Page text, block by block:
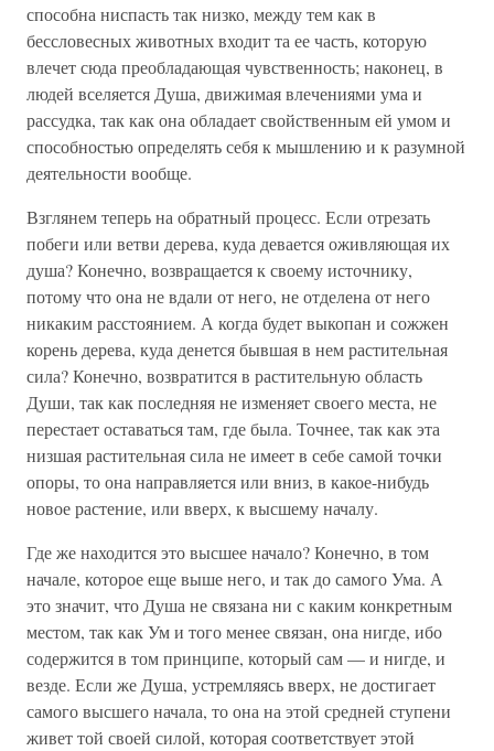
способна ниспасть так низко, между тем как в
бессловесных животных входит та ее часть, которую
влечет сюда преобладающая чувственность; наконец, в
людей вселяется Душа, движимая влечениями ума и
рассудка, так как она обладает свойственным ей умом и
способностью определять себя к мышлению и к разумной
деятельности вообще.
Взглянем теперь на обратный процесс. Если отрезать
побеги или ветви дерева, куда девается оживляющая их
душа? Конечно, возвращается к своему источнику,
потому что она не вдали от него, не отделена от него
никаким расстоянием. А когда будет выкопан и сожжен
корень дерева, куда денется бывшая в нем растительная
сила? Конечно, возвратится в растительную область
Души, так как последняя не изменяет своего места, не
перестает оставаться там, где была. Точнее, так как эта
низшая растительная сила не имеет в себе самой точки
опоры, то она направляется или вниз, в какое-нибудь
новое растение, или вверх, к высшему началу.
Где же находится это высшее начало? Конечно, в том
начале, которое еще выше него, и так до самого Ума. А
это значит, что Душа не связана ни с каким конкретным
местом, так как Ум и того менее связан, она нигде, ибо
содержится в том принципе, который сам — и нигде, и
везде. Если же Душа, устремляясь вверх, не достигает
самого высшего начала, то она на этой средней ступени
живет той своей силой, которая соответствует этой